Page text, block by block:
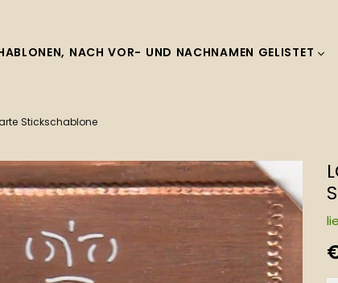
NACH VOR- UND NACHNAMEN GELISTET
Stickschablone